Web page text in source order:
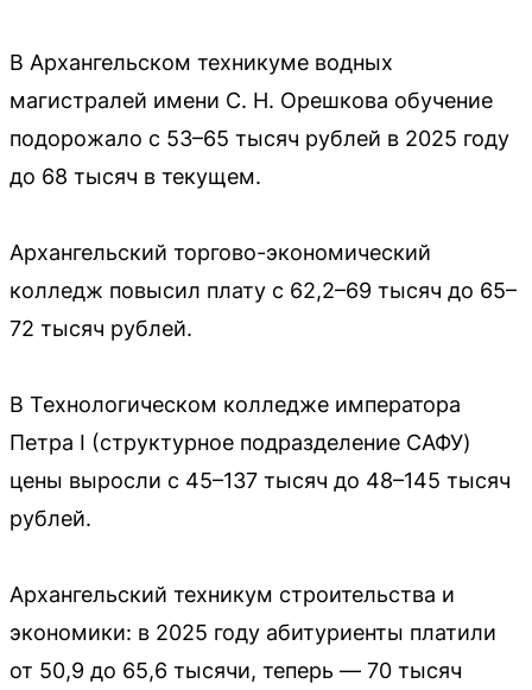
В Архангельском техникуме водных
магистралей имени С. Н. Орешкова обучение
подорожало с 53–65 тысяч рублей в 2025 году
до 68 тысяч в текущем.
Архангельский торгово-экономический
колледж повысил плату с 62,2–69 тысяч до 65–
72 тысяч рублей.
В Технологическом колледже императора
Петра I (структурное подразделение САФУ)
цены выросли с 45–137 тысяч до 48–145 тысяч
рублей.
Архангельский техникум строительства и
экономики: в 2025 году абитуриенты платили
от 50,9 до 65,6 тысячи, теперь — 70 тысяч